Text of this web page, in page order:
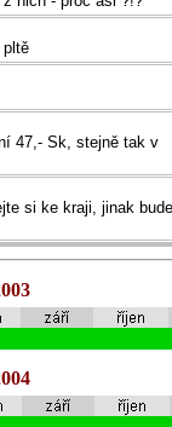
pltě
47,- Sk, stejně tak v
si ke kraji, jinak